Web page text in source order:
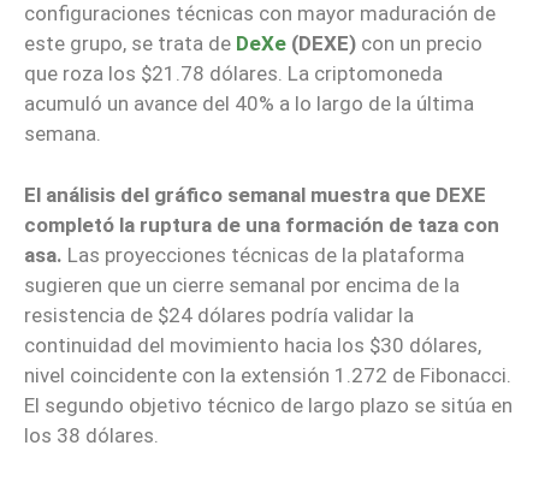
configuraciones técnicas con mayor maduración de
este grupo, se trata de DeXe (DEXE) con un precio
que roza los $21.78 dólares. La criptomoneda
acumuló un avance del 40% a lo largo de la última
semana.
El análisis del gráfico semanal muestra que DEXE
completó la ruptura de una formación de taza con
asa. Las proyecciones técnicas de la plataforma
sugieren que un cierre semanal por encima de la
resistencia de $24 dólares podría validar la
continuidad del movimiento hacia los $30 dólares,
nivel coincidente con la extensión 1.272 de Fibonacci.
El segundo objetivo técnico de largo plazo se sitúa en
los 38 dólares.